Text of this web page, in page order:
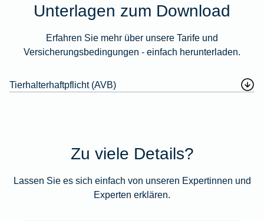
Unterlagen zum Download
Erfahren Sie mehr über unsere Tarife und
Versicherungsbedingungen - einfach herunterladen.
Tierhalterhaftpflicht (AVB)
Zu viele Details?
Lassen Sie es sich einfach von unseren Expertinnen und
Experten erklären.